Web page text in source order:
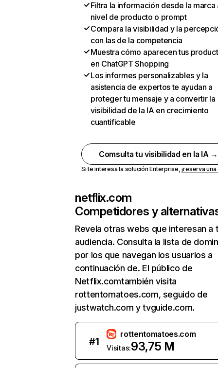
Filtra la información desde la marca
nivel de producto o prompt
Compara la visibilidad y la
con las de la competencia
Muestra cómo aparecen tus
en ChatGPT Shopping
Los informes personalizables y la
asistencia de expertos te ayudan a
proteger tu mensaje y a convertir la
visibilidad de la IA en crecimiento
cuantificable
Comsulta tu visibilidad en la IA →
Si te interesa la solución Enterprise,¡reserva
netflix.com
Competidores y
Revela otras webs que interesan a
audiencia. Consulta la lista de
por los que navegan los usuarios a
continuación de. El público de
Netflix.comtambién visita
rottentomatoes.com, seguido de
justwatch.com y tvguide.com.
#1
rottentomatoes.com
Visitas:93,75 M